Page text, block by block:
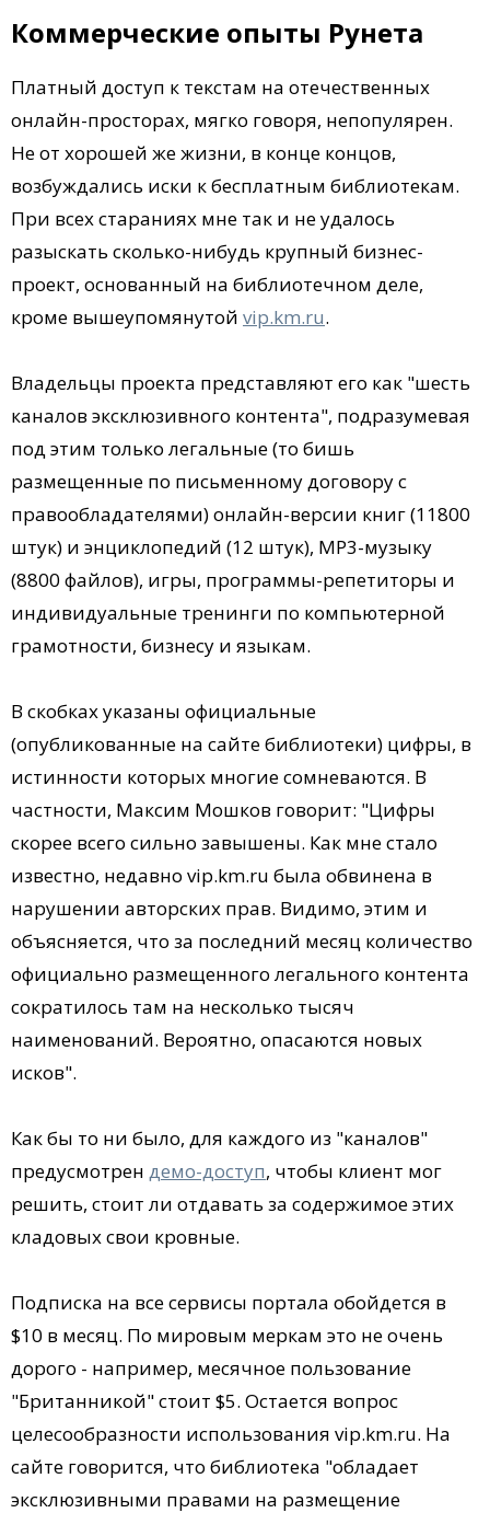
Коммерческие опыты Рунета
Платный доступ к текстам на отечественных
онлайн-просторах, мягко говоря, непопулярен.
Не от хорошей же жизни, в конце концов,
возбуждались иски к бесплатным библиотекам.
При всех стараниях мне так и не удалось
разыскать сколько-нибудь крупный бизнес-
проект, основанный на библиотечном деле,
кроме вышеупомянутой vip.km.ru.
Владельцы проекта представляют его как "шесть
каналов эксклюзивного контента", подразумевая
под этим только легальные (то бишь
размещенные по письменному договору с
правообладателями) онлайн-версии книг (11800
штук) и энциклопедий (12 штук), MP3-музыку
(8800 файлов), игры, программы-репетиторы и
индивидуальные тренинги по компьютерной
грамотности, бизнесу и языкам.
В скобках указаны официальные
(опубликованные на сайте библиотеки) цифры, в
истинности которых многие сомневаются. В
частности, Максим Мошков говорит: "Цифры
скорее всего сильно завышены. Как мне стало
известно, недавно vip.km.ru была обвинена в
нарушении авторских прав. Видимо, этим и
объясняется, что за последний месяц количество
официально размещенного легального контента
сократилось там на несколько тысяч
наименований. Вероятно, опасаются новых
исков".
Как бы то ни было, для каждого из "каналов"
предусмотрен демо-доступ, чтобы клиент мог
решить, стоит ли отдавать за содержимое этих
кладовых свои кровные.
Подписка на все сервисы портала обойдется в
$10 в месяц. По мировым меркам это не очень
дорого - например, месячное пользование
"Британникой" стоит $5. Остается вопрос
целесообразности использования vip.km.ru. На
сайте говорится, что библиотека "обладает
эксклюзивными правами на размещение